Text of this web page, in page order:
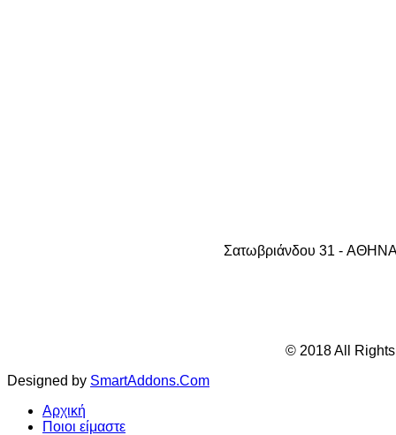
Σατωβριάνδου 31 - AΘHNA
© 2018 All Rights
Designed by SmartAddons.Com
Αρχική
Ποιοι είμαστε